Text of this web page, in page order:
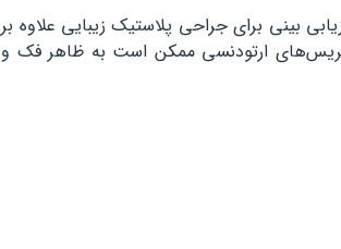
بینی برای جراحی پلاستیک زیبایی علاوه بر
بریس‌های ارتودنسی ممکن است به ظاهر فک و